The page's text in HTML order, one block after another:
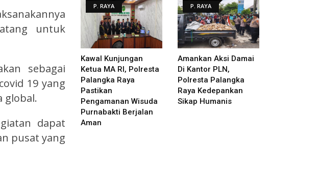
untuk
sebagai
19 yang
global.
dapat
pusat yang
P. RAYA
Kawal Kunjungan
Ketua MA RI, Polresta
Palangka Raya
Pastikan
Pengamanan Wisuda
Purnabakti Berjalan
Aman
P. RAYA
Amankan Aksi Damai
Di Kantor PLN,
Polresta Palangka
Raya Kedepankan
Sikap Humanis